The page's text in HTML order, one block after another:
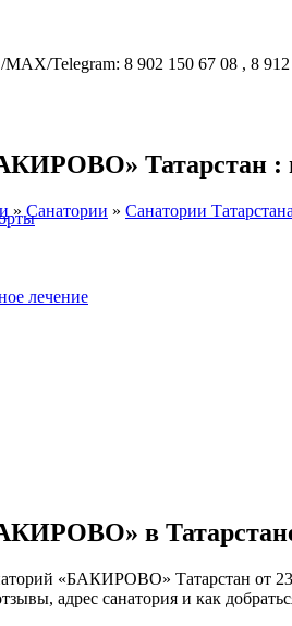
Telegram: 8 902 150 67 08 , 8 912
лечение
Татарстан :
» Санатории » Санатории Татарстана
в
«БАКИРОВО» Татарстан от
адрес санатория и как